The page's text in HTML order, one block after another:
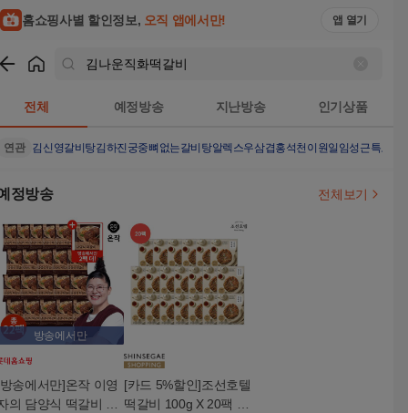
홈쇼핑사별 할인정보, 오직 앱에서만! 앱 열기
전체 예정방송 지난방송 인기상품
연관 김신영갈비탕김하진궁중뼈없는갈비탕알렉스우삼겹홍석천이원일 임성근특도가
정방송 전체보기
방송에서만
송에서만]온작 이영
의 담양식 떡갈비 총
[카드 5%할인]조선호텔
떡갈비 100g X 20팩 +